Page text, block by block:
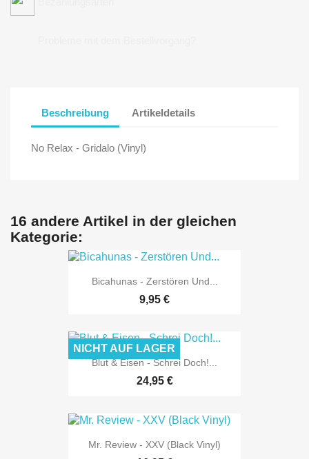
Beschreibung Artikeldetails
No Relax - Gridalo (Vinyl)
16 andere Artikel in der gleichen
Kategorie:
Bicahunas - Zerstören Und...
9,95 €
Blut & Eisen - Schrei Doch!...
24,95 €
NICHT AUF LAGER
Mr. Review - XXV (Black Vinyl)